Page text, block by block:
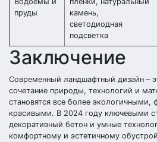
пруды
камень,
светодиодная
подсветка
Заключение
Современный ландшафтный дизайн –
сочетание природы, технологий и
становятся все более экологичными,
красивыми. В 2024 году ключевыми
декоративный бетон и умные
комфортному и эстетичному